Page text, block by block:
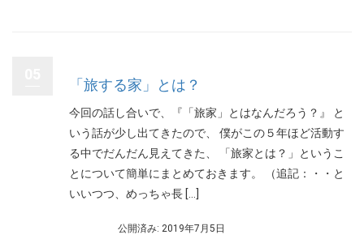
「旅する家」とは？
今回の話し合いで、『「旅家」とはなんだろう？』 と
いう話が少し出てきたので、 僕がこの５年ほど活動す
る中でだんだん見えてきた、 「旅家とは？」というこ
とについて簡単にまとめておきます。 （追記：・・と
いいつつ、めっちゃ長 […]
公開済み: 2019年7月5日